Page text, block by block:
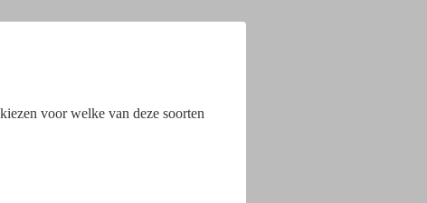
voor welke van deze soorten